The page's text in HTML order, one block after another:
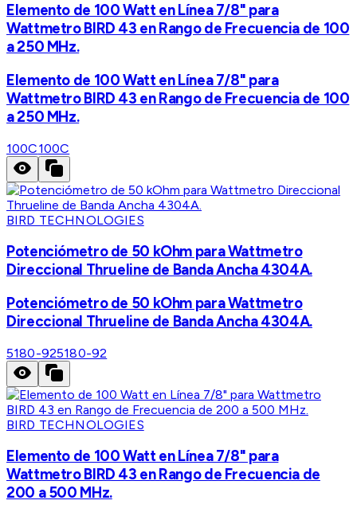
Elemento de 100 Watt en Línea 7/8" para
Wattmetro BIRD 43 en Rango de Frecuencia de 100
a 250 MHz.
Elemento de 100 Watt en Línea 7/8" para
Wattmetro BIRD 43 en Rango de Frecuencia de 100
a 250 MHz.
100C100C
BIRD TECHNOLOGIES
Potenciómetro de 50 kOhm para Wattmetro
Direccional Thrueline de Banda Ancha 4304A.
Potenciómetro de 50 kOhm para Wattmetro
Direccional Thrueline de Banda Ancha 4304A.
5180-925180-92
BIRD TECHNOLOGIES
Elemento de 100 Watt en Línea 7/8" para
Wattmetro BIRD 43 en Rango de Frecuencia de
200 a 500 MHz.